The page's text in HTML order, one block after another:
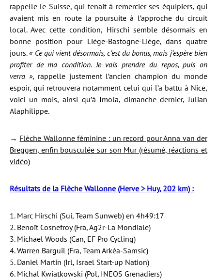
rappelle le Suisse, qui tenait à remercier ses équipiers, qui
avaient mis en route la poursuite à l’approche du circuit
local. Avec cette condition, Hirschi semble désormais en
bonne position pour Liège-Bastogne-Liège, dans quatre
jours.« Ce qui vient désormais, c’est du bonus, mais j’espère bien
profiter de ma condition. Je vais prendre du repos, puis on
verra », rappelle justement l’ancien champion du monde
espoir, qui retrouvera notamment celui qui l’a battu à Nice,
voici un mois, ainsi qu’à Imola, dimanche dernier, Julian
Alaphilippe.
→ Flèche Wallonne féminine : un record pour Anna van der
Breggen, enfin bousculée sur son Mur (résumé, réactions et
vidéo)
Résultats de la Flèche Wallonne (Herve > Huy, 202 km) :
1. Marc Hirschi (Sui, Team Sunweb) en 4h49:17
2. Benoît Cosnefroy (Fra, Ag2r-La Mondiale)
3. Michael Woods (Can, EF Pro Cycling)
4. Warren Barguil (Fra, Team Arkéa-Samsic)
5. Daniel Martin (Irl, Israel Start-up Nation)
6. Michal Kwiatkowski (Pol, INEOS Grenadiers)